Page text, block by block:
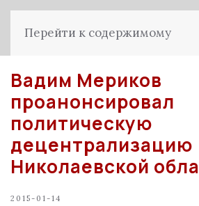
Перейти к содержимому
Вадим Мериков
проанонсировал
политическую
децентрализацию
Николаевской
2015-01-14